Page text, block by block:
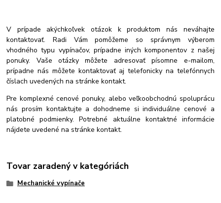
V prípade akýchkoľvek otázok k produktom nás neváhajte
kontaktovať. Radi Vám pomôžeme so správnym výberom
vhodného typu vypínačov, prípadne iných komponentov z našej
ponuky. Vaše otázky môžete adresovať písomne e-mailom,
prípadne nás môžete kontaktovať aj telefonicky na telefónnych
číslach uvedených na stránke kontakt.
Pre komplexné cenové ponuky, alebo veľkoobchodnú spoluprácu
nás prosím kontaktujte a dohodneme si individuálne cenové a
platobné podmienky. Potrebné aktuálne kontaktné informácie
nájdete uvedené na stránke kontakt.
Tovar zaradený v kategóriách
Mechanické vypínače